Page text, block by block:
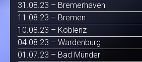
31.08.23 – Bremerhaven
11.08.23 – Bremen
10.08.23 – Koblenz
04.08.23 – Wardenburg
01.07.23 – Bad Münder